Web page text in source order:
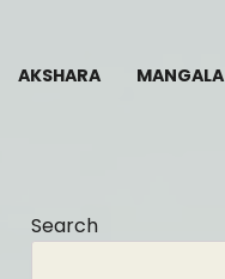
AKSHARA MANGALA
Search